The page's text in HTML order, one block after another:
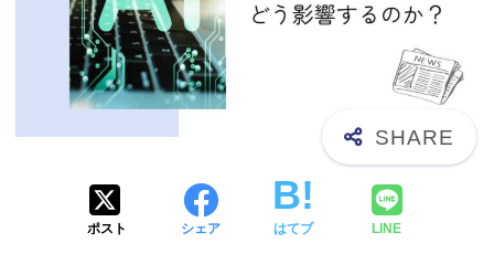
ポスト シェア はてブ LINE